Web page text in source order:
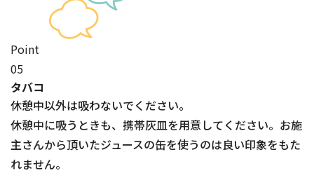
Point
05
タバコ
休憩中以外は吸わないでください。
休憩中に吸うときも、携帯灰皿を用意してください。お施
主さんから頂いたジュースの缶を使うのは良い印象をもた
れません。